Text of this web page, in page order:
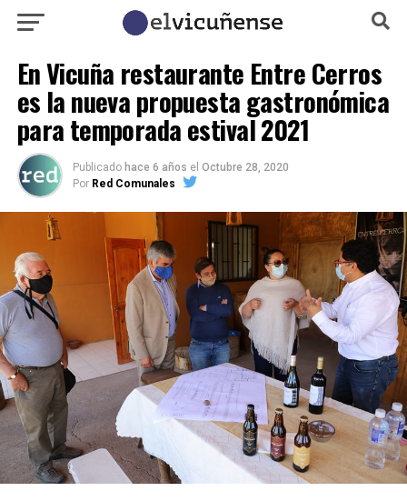
En Vicuña restaurante Entre Cerros
es la nueva propuesta gastronómica
para temporada estival 2021
Publicado hace 6 años el Octubre 28, 2020
Por Red Comunales